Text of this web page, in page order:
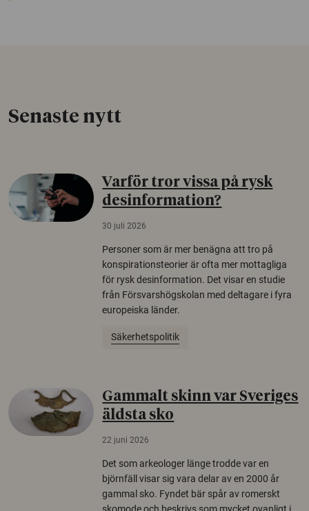
Senaste nytt
Varför tror vissa på rysk
desinformation?
30 juli 2026
Personer som är mer benägna att tro på
konspirationsteorier är ofta mer mottagliga
för rysk desinformation. Det visar en studie
från Försvarshögskolan med deltagare i fyra
europeiska länder.
Säkerhetspolitik
Gammalt skinn var Sveriges
äldsta sko
22 juni 2026
Det som arkeologer länge trodde var en
björnfäll visar sig vara delar av en 2000 år
gammal sko. Fyndet bär spår av romerskt
skomode och beskrivs som mycket ovanligt i